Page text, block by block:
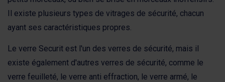
Il existe plusieurs types de vitrages de sécurité, chacun
ayant ses caractéristiques propres.
Le verre Securit est l'un des verres de sécurité, mais il
existe également d'autres verres de sécurité, comme le
verre feuilleté, le verre anti effraction, le verre armé, le